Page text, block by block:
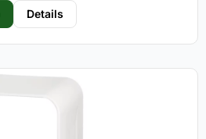
Details